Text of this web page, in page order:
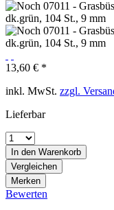
13,60 € *
inkl. MwSt. zzgl.
Lieferbar
In den Warenkorb
Vergleichen
Merken
Bewerten